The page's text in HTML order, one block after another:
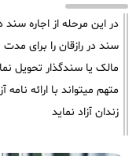
در این مرحله از اجاره
سند در رازقان را برای
مالک یا سندگذار تحویل
متهم میتواند با ارائه نامه
زندان آزاد نماید